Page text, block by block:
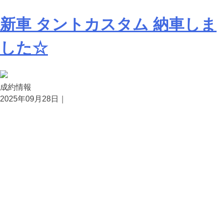
新車 タントカスタム 納車しま
した☆
成約情報
2025年09月28日｜